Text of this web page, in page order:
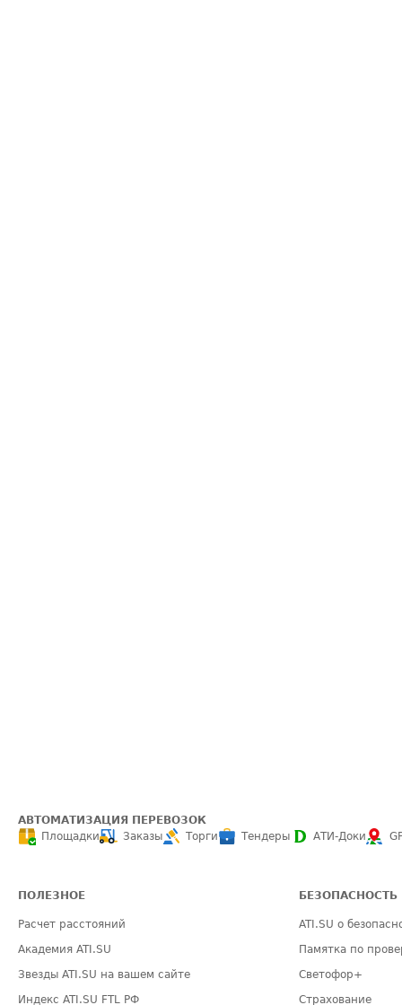
АВТОМАТИЗАЦИЯ ПЕРЕВОЗОК
Площадки
Заказы Торги Тендеры АТИ-Доки
ПОЛЕЗНОЕ
Расчет расстояний
Академия ATI.SU
Звезды ATI.SU на вашем сайте
Индекс ATI.SU FTL РФ
БЕЗОПАСНОСТЬ
ATI.SU о
Памятка по
Светофор+
Страхование